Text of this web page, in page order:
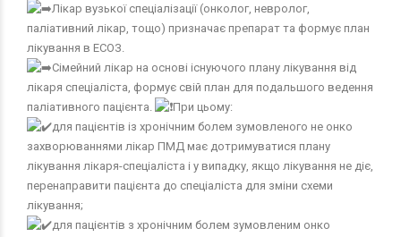
Лікар вузької спеціалізації (онколог, невролог,
паліативний лікар, тощо) призначає препарат та формує план
лікування в ЕСОЗ.
Сімейний лікар на основі існуючого плану лікування від
лікаря спеціаліста, формує свій план для подальшого ведення
паліативного пацієнта.
При цьому:
для пацієнтів із хронічним болем зумовленого не онко
захворюваннями лікар ПМД має дотримуватися плану
лікування лікаря-спеціаліста і у випадку, якщо лікування не діє,
перенаправити пацієнта до спеціаліста для зміни схеми
лікування;
для пацієнтів з хронічним болем зумовленим онко